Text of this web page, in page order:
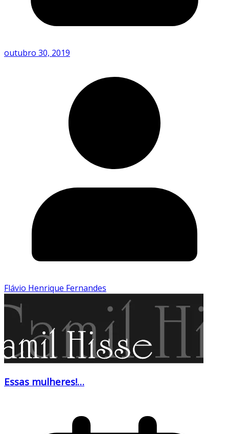
outubro 30, 2019
Flávio Henrique Fernandes
Essas mulheres!…